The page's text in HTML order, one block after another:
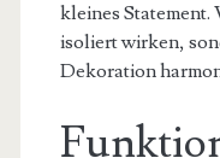
kleines Statement.
isoliert wirken,
Dekoration